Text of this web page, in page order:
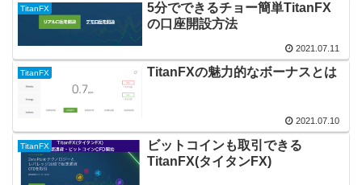
TitanFX
5分でできるチョー簡単TitanFX
の口座開設方法
2021.07.11
TitanFX TitanFXの魅力的なボーナスとは
2021.07.10
TitanFX
ビットコインも取引できる
TitanFX(タイタンFX)